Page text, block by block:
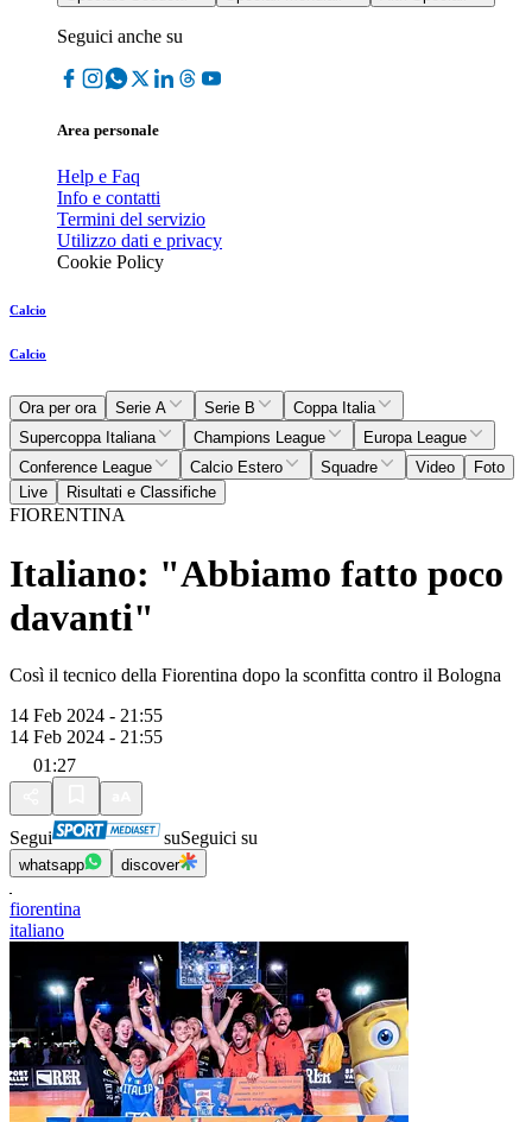
Seguici anche su
Area personale
Help e Faq
Info e contatti
Termini del servizio
Utilizzo dati e privacy
Cookie Policy
Calcio
Calcio
Ora per ora Serie A Serie B
Coppa Italia
Supercoppa Italiana
Champions League
Europa League
Conference League
Calcio Estero Squadre Video
Foto
Live
Risultati e Classifiche
FIORENTINA
Italiano: "Abbiamo fatto poco
davanti"
Così il tecnico della Fiorentina dopo la sconfitta contro il Bologna
14 Feb 2024 - 21:55
14 Feb 2024 - 21:55
01:27
Segui suSeguici su
whatsapp discover
fiorentina
italiano